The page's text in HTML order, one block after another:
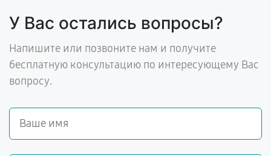
У Вас остались вопросы?
Напишите или позвоните нам и получите
бесплатную консультацию по интересующему Вас
вопросу.